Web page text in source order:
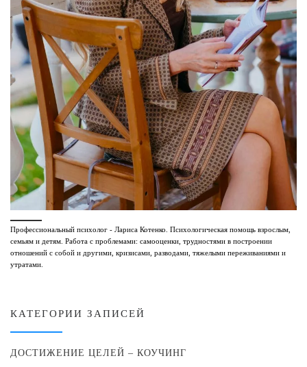
Профессиональный психолог - Лариса Котенко. Психологическая помощь взрослым,
семьям и детям. Работа с проблемами: самооценки, трудностями в построении
отношений с собой и другими, кризисами, разводами, тяжелыми переживаниями и
утратами.
КАТЕГОРИИ ЗАПИСЕЙ
ДОСТИЖЕНИЕ ЦЕЛЕЙ – КОУЧИНГ